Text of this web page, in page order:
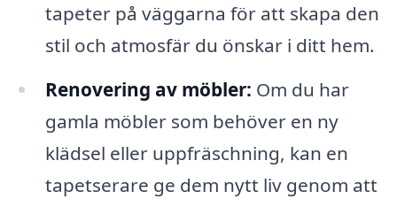
tapeter på väggarna för att skapa den
stil och atmosfär du önskar i ditt hem.
Renovering av möbler: Om du har
gamla möbler som behöver en ny
klädsel eller uppfräschning, kan en
tapetserare ge dem nytt liv genom att